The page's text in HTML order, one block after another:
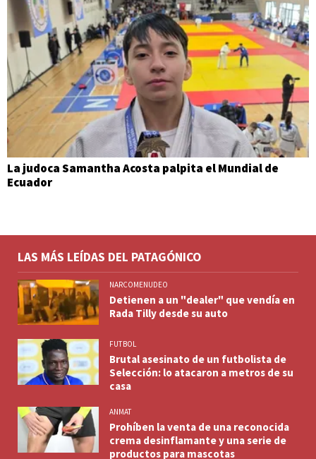
La judoca Samantha Acosta palpita el Mundial de
Ecuador
LAS MÁS LEÍDAS DEL PATAGÓNICO
NARCOMENUDEO
Detienen a un "dealer" que vendía en
Rada Tilly desde su auto
FUTBOL
Brutal asesinato de un futbolista de
Selección: lo atacaron a metros de su
casa
ANMAT
Prohíben la venta de una reconocida
crema desinflamante y una serie de
productos para mascotas